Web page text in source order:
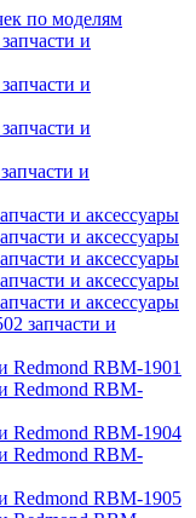
по моделям
и
и
и
и
и аксессуары
и аксессуары
и аксессуары
и аксессуары
и аксессуары
запчасти и
Redmond RBM-1901
Redmond RBM-
Redmond RBM-1904
Redmond RBM-
Redmond RBM-1905